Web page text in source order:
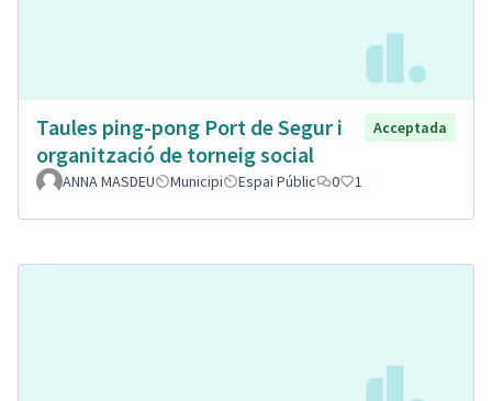
Taules ping-pong Port de Segur i
organització de torneig social
Acceptada
ANNA MASDEU Municipi Espai Públic 0 1